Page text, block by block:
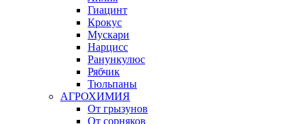
Гиацинт
Крокус
Мускари
Нарцисс
Ранункулюс
Рябчик
Тюльпаны
АГРОХИМИЯ
От грызунов
От сорняков